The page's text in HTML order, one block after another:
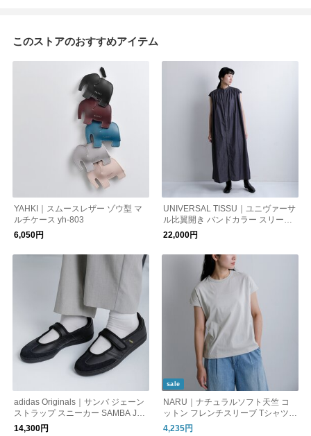
このストアのおすすめアイテム
YAHKI｜スムースレザー ゾウ型 マ
ルチケース yh-803
6,050円
UNIVERSAL TISSU｜ユニヴァーサ
ル比翼開き バンドカラー スリーブ
レス ワンピース ut263op033
22,000円
adidas Originals｜サンバ ジェーン
ストラップ スニーカー SAMBA JA
NE W samba-j-w-same1
14,300円
sale
NARU｜ナチュラルソフト天竺 コ
ットン フレンチスリーブ Tシャツ 6
74306
4,235円